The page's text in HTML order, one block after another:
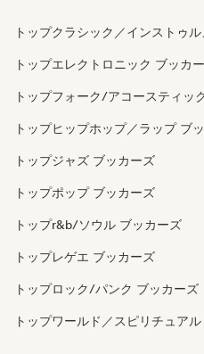
トップクラシック／インストゥ
トップエレクトロニック ブッカ
トップフォーク/アコースティッ
トップヒップホップ／ラップ ブ
トップジャズ ブッカーズ
トップポップ ブッカーズ
トップr&b/ソウル ブッカーズ
トップレゲエ ブッカーズ
トップロック/パンク ブッカーズ
トップワールド／スピリチュア